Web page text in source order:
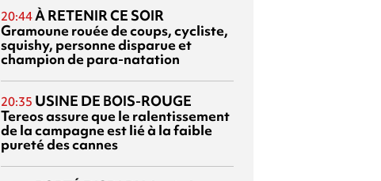
20:44À RETENIR CE SOIR
Gramoune rouée de coups, cycliste,
squishy, personne disparue et
champion de para-natation
20:35 USINE DE BOIS-ROUGE
Tereos assure que le ralentissement
de la campagne est lié à la faible
pureté des cannes